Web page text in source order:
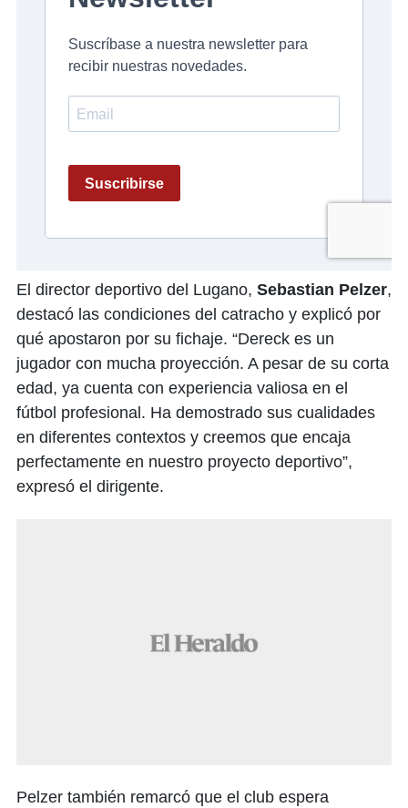
El director deportivo del Lugano, Sebastian Pelzer,
destacó las condiciones del catracho y explicó por
qué apostaron por su fichaje. “Dereck es un
jugador con mucha proyección. A pesar de su corta
edad, ya cuenta con experiencia valiosa en el
fútbol profesional. Ha demostrado sus cualidades
en diferentes contextos y creemos que encaja
perfectamente en nuestro proyecto deportivo”,
expresó el dirigente.
Pelzer también remarcó que el club espera